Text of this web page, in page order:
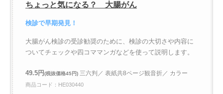
ちょっと気になる？ 大腸がん
検診で早期発見！
大腸がん検診の受診勧奨のために、検診の大切さや内容に
ついてチェックや四コママンガなどを使って説明します。
49.5円(税抜価格45円) 三六判／ 表紙共8ページ観音折／ カラー
商品コード：HE030440